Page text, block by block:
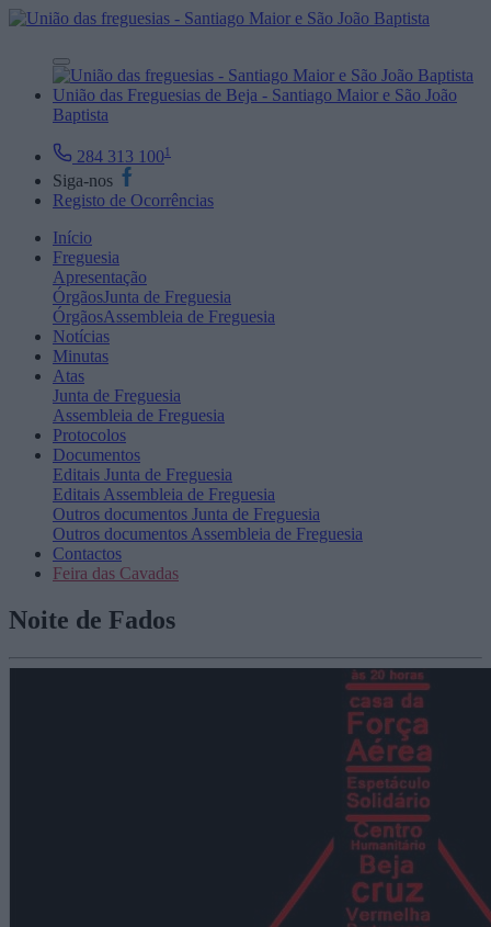
União das Freguesias de Beja - Santiago Maior e São João
Baptista
284 313 1001
Siga-nos
Registo de Ocorrências
Início
Freguesia
Apresentação
ÓrgãosJunta de Freguesia
ÓrgãosAssembleia de Freguesia
Notícias
Minutas
Atas
Junta de Freguesia
Assembleia de Freguesia
Protocolos
Documentos
Editais Junta de Freguesia
Editais Assembleia de Freguesia
Outros documentos Junta de Freguesia
Outros documentos Assembleia de Freguesia
Contactos
Feira das Cavadas
Noite de Fados